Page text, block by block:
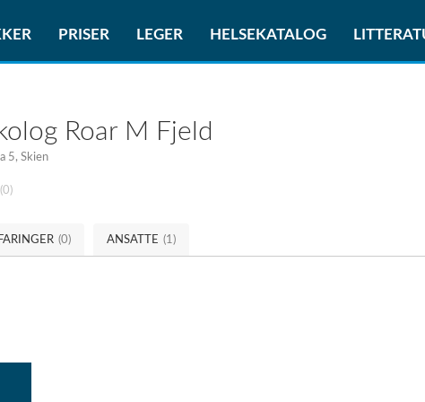
PRISER LEGER HELSEKATALOG
Roar M Fjeld
5, Skien
(0)
(0) ANSATTE (1)